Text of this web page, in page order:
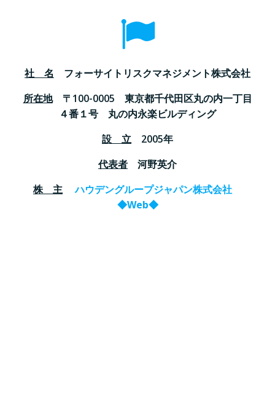
社 名 フォーサイトリスクマネジメント株式会社
所在地
〒100-0005 東京都千代田区丸の内一丁目
４番１号 丸の内永楽ビルディング
設 立 2005年
代表者 河野英介
株 主
ハウデングループジャパン株式会社
◆Web◆